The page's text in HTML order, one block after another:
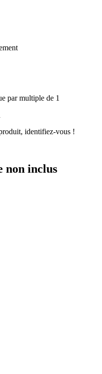
par multiple de 1
identifiez-vous !
non inclus